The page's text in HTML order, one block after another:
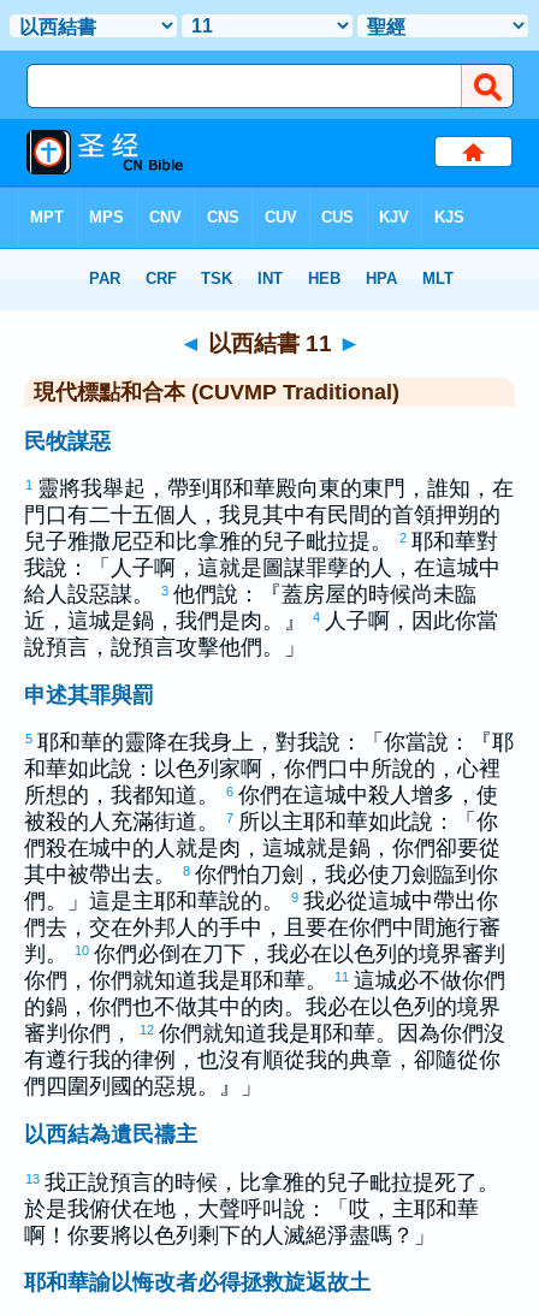
> 以西結書 11
◄ 以西結書 11 ►
現代標點和合本 (CUVMP Traditional)
民牧謀惡
1 靈將我舉起，帶到耶和華殿向東的東門，誰知，在
門口有二十五個人，我見其中有民間的首領押朔的
兒子雅撒尼亞和 比拿雅的兒子毗拉提。 2 耶和華對
我說：「人子啊，這就是圖謀罪孽的人，在這城中
給人設惡謀。
3 他們說：『蓋房屋的時候尚未臨
近，這城是鍋，我們是肉。』
4 人子啊，因此你當
說預言，說預言攻擊他們。」
申述其罪與罰
5 耶和華的靈降在我身上，對我說：「你當說：『耶
和華如此說： 以色列 家啊，你們口中所說的，心裡
所想的，我都知道。
6 你們在這城中殺人增多，使
被殺的人充滿街道。
7 所以主耶和華如此說：「你
們殺在城中的人就是肉，這城就是鍋，你們卻要從
其中被帶出去。
8 你們怕刀劍，我必使刀劍臨到你
們。」這是主耶和華說的。
9 我必從這城中帶出你
們去，交在外邦人的手中，且要在你們中間施行審
判。
10 你們必倒在刀下，我必在以色列 的境界審判
你們，你們就知道我是耶和華。
11 這城必不做你們
的鍋，你們也不做其中的肉。我必在以色列 的境界
審判你們，
12 你們就知道我是耶和華。因為你們沒
有遵行我的律例，也沒有順從我的典章，卻隨從你
們四圍列國的惡規。』」
以西結為遺民禱主
13 我正說預言的時候， 比拿雅的兒子毗拉提死了。
於是我俯伏在地，大聲呼叫說：「哎，主耶和華
啊！你要將以色列 剩下的人滅絕淨盡嗎？」
耶和華諭以悔改者必得拯救旋返故土